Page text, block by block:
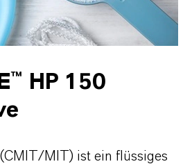
HP 150
MIT) ist ein flüssiges